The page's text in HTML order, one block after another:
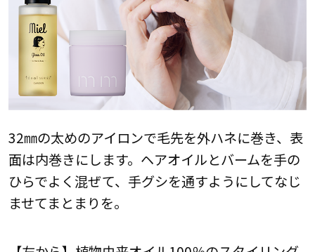
32㎜の太めのアイロンで毛先を外ハネに巻き、表
面は内巻きにします。ヘアオイルとバームを手の
ひらでよく混ぜて、手グシを通すようにしてなじ
ませてまとまりを。